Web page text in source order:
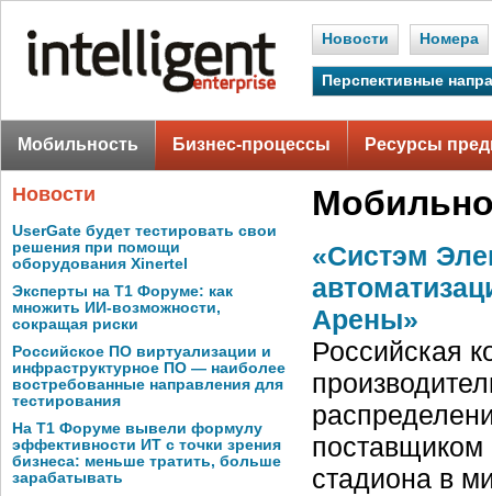
Новости Номера
Перспективные
Мобильность Бизнес-процессы Ресурсы
Новости
UserGate будет тестировать свои
решения при помощи
оборудования Xinertel
Эксперты на Т1 Форуме: как
множить ИИ-возможности,
сокращая риски
Российское ПО виртуализации и
инфраструктурное ПО — наиболее
востребованные направления для
тестирования
На Т1 Форуме вывели формулу
эффективности ИТ с точки зрения
бизнеса: меньше тратить, больше
зарабатывать
«Систэм
Арены»
Российская
поставщиком
стадиона в